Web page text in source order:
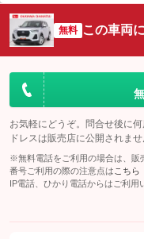
無料 この車両
お気軽にどうぞ。問合せ後に
ドレスは販売店に公開されませ
※無料電話をご利用の場合は、販
番号ご利用の際の注意点は こちら
IP電話、ひかり電話からはご利用